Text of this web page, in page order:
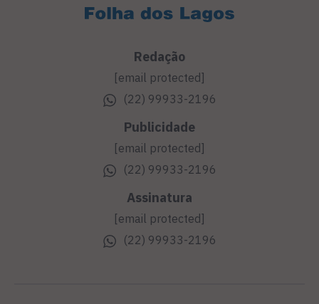
Redação
[email protected]
(22) 99933-2196
Publicidade
[email protected]
(22) 99933-2196
Assinatura
[email protected]
(22) 99933-2196